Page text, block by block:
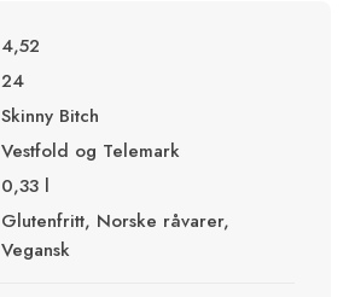
4,52
24
Skinny Bitch
Vestfold og Telemark
0,33 l
Glutenfritt, Norske råvarer,
Vegansk